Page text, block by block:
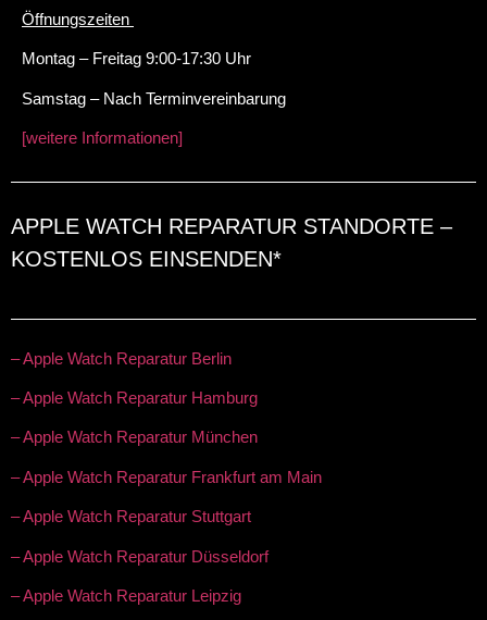
Öffnungszeiten
Montag – Freitag 9:00-17:30 Uhr
Samstag – Nach Terminvereinbarung
[weitere Informationen]
APPLE WATCH REPARATUR STANDORTE –
KOSTENLOS EINSENDEN*
– Apple Watch Reparatur Berlin
– Apple Watch Reparatur Hamburg
– Apple Watch Reparatur München
– Apple Watch Reparatur Frankfurt am Main
– Apple Watch Reparatur Stuttgart
– Apple Watch Reparatur Düsseldorf
– Apple Watch Reparatur Leipzig